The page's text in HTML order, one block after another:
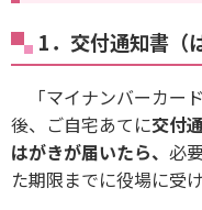
1．交付通知書（
「マイナンバーカー
後、ご自宅あてに交付
はがきが届いたら、 必
た期限までに役場に受